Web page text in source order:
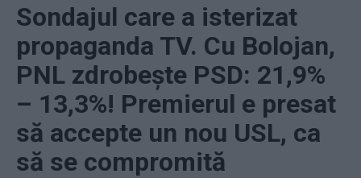
Sondajul care a isterizat
propaganda TV. Cu Bolojan,
PNL zdrobește PSD: 21,9%
– 13,3%! Premierul e presat
să accepte un nou USL, ca
să se compromită